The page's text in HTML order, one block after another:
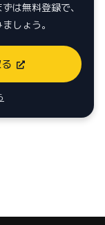
は無料登録で、
しょう。